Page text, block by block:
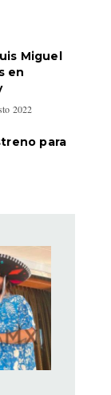
Miguel
en
2022
para